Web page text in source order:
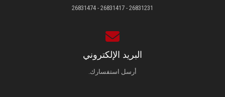
26831231 - 26831417 - 26831474
البريد الإلكتروني
أرسل استفسارك.